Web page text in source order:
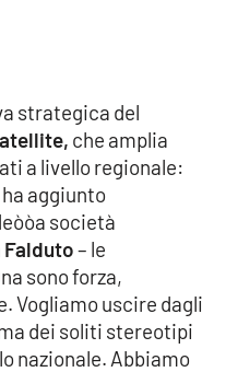
strategica del
che amplia
a livello regionale:
aggiunto
società
Falduto– le
sono forza,
Vogliamo uscire dagli
dei soliti stereotipi
nazionale. Abbiamo